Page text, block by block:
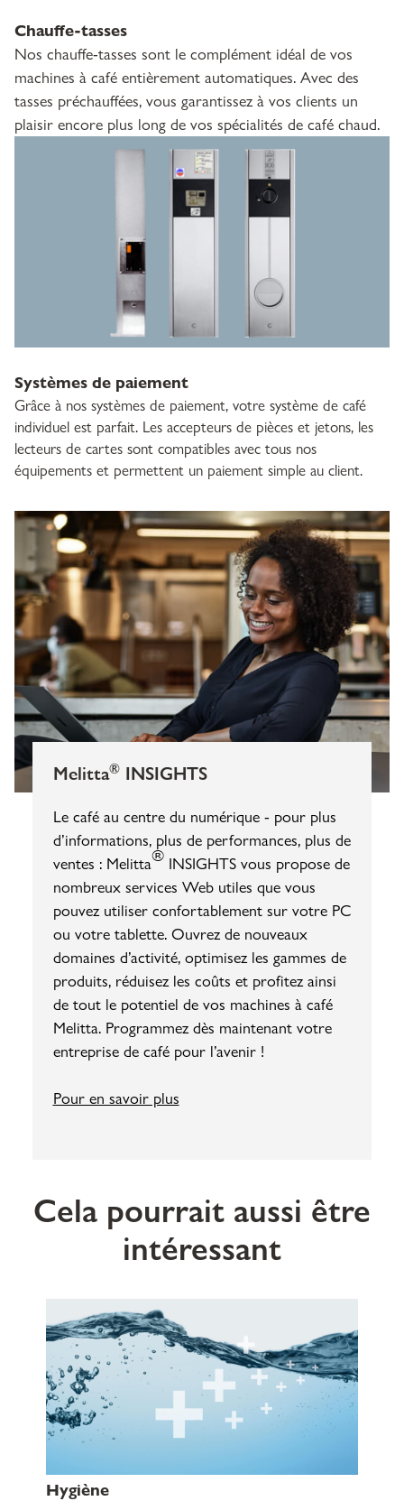
Chauffe-tasses
Nos chauffe-tasses sont le complément idéal de vos
machines à café entièrement automatiques. Avec des
tasses préchauffées, vous garantissez à vos clients un
plaisir encore plus long de vos spécialités de café chaud.
Systèmes de paiement
Grâce à nos systèmes de paiement, votre système de café
individuel est parfait. Les accepteurs de pièces et jetons, les
lecteurs de cartes sont compatibles avec tous nos
équipements et permettent un paiement simple au client.
Melitta®INSIGHTS
Le café au centre du numérique - pour plus
d’informations, plus de performances, plus de
ventes : Melitta®INSIGHTS vous propose de
nombreux services Web utiles que vous
pouvez utiliser confortablement sur votre PC
ou votre tablette. Ouvrez de nouveaux
domaines d’activité, optimisez les gammes de
produits, réduisez les coûts et profitez ainsi
de tout le potentiel de vos machines à café
Melitta. Programmez dès maintenant votre
entreprise de café pour l’avenir !
Pour en savoir plus
Cela pourrait aussi être
intéressant
Hygiène